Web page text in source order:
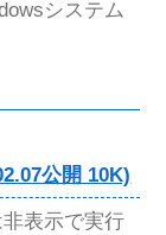
システム
公開 10K)
表示で実行